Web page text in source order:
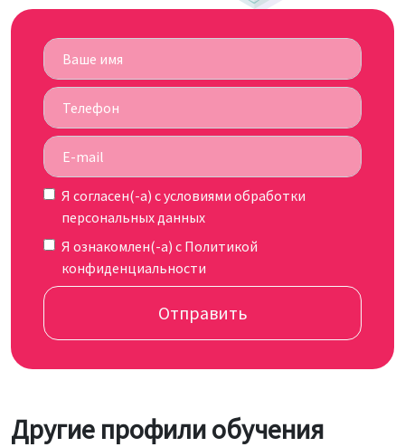
Я согласен(-а) cусловиями обработки
персональных данных
Я ознакомлен(-а) с Политикой
конфиденциальности
Отправить
Другие профили обучения